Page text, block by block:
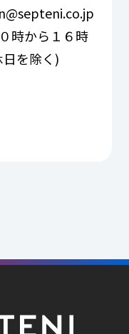
時から１６時
を除く)